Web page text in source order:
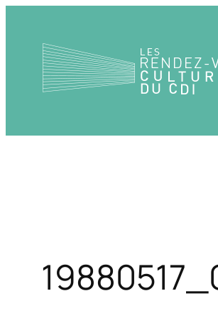
contenu